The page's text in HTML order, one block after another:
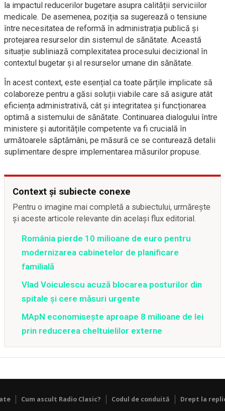
la impactul reducerilor bugetare asupra calității serviciilor
medicale. De asemenea, poziția sa sugerează o tensiune
între necesitatea de reformă în administrația publică și
protejarea resurselor din sistemul de sănătate. Această
situație subliniază complexitatea procesului decizional în
contextul bugetar și al resurselor umane din sănătate.
În acest context, este esențial ca toate părțile implicate să
colaboreze pentru a găsi soluții viabile care să asigure atât
eficiența administrativă, cât și integritatea și funcționarea
optimă a sistemului de sănătate. Continuarea dialogului între
ministere și autoritățile competente va fi crucială în
următoarele săptămâni, pe măsură ce se conturează detalii
suplimentare despre implementarea măsurilor propuse.
Context și subiecte conexe
Pentru o imagine mai completă a subiectului, urmărește
și aceste articole relevante din același flux editorial.
România pierde 10 milioane de euro pentru
modernizarea cabinetelor de planificare
familială
Vlad Voiculescu acuză blocarea posturilor din
spitale și cere măsuri urgente
MApN economisește aproape 8 milioane de lei
prin reducerea cheltuielilor externe
Cum ascult Radio Clasic? Codul de conduită Drept la